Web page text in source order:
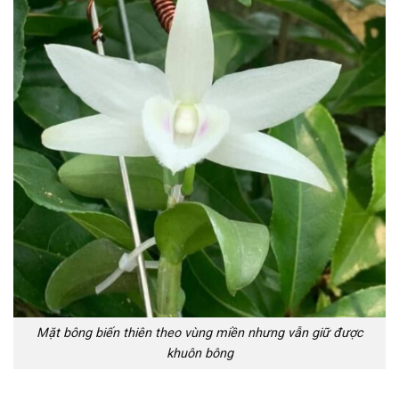
Mặt bông biến thiên theo vùng miền nhưng vẫn giữ được
khuôn bông